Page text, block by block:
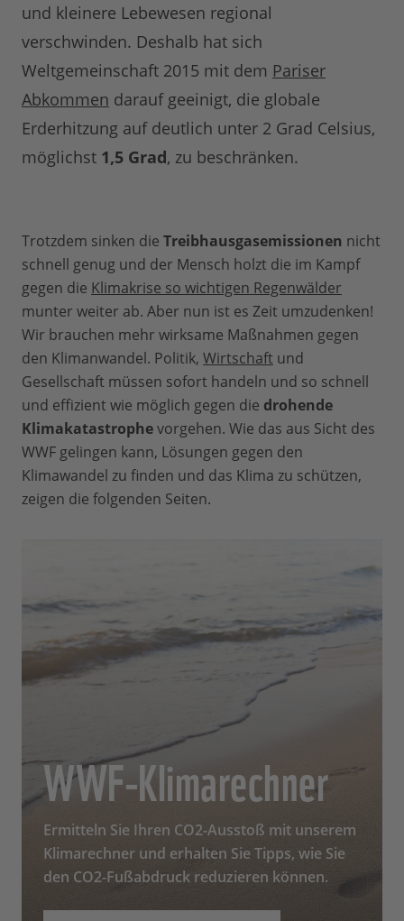
und kleinere Lebewesen regional
verschwinden. Deshalb hat sich
Weltgemeinschaft 2015 mit dem Pariser
Abkommen darauf geeinigt, die globale
Erderhitzung auf deutlich unter 2 Grad Celsius,
möglichst 1,5 Grad, zu beschränken.
Trotzdem sinken die Treibhausgasemissionen nicht
schnell genug und der Mensch holzt die im Kampf
gegen die Klimakrise so wichtigen Regenwälder
munter weiter ab. Aber nun ist es Zeit umzudenken!
Wir brauchen mehr wirksame Maßnahmen gegen
den Klimanwandel. Politik, Wirtschaft und
Gesellschaft müssen sofort handeln und so schnell
und effizient wie möglich gegen die drohende
Klimakatastrophevorgehen. Wie das aus Sicht des
WWF gelingen kann, Lösungen gegen den
Klimawandel zu finden und das Klima zu schützen,
zeigen die folgenden Seiten.
WWF-Klimarechner
Ermitteln Sie Ihren CO2-Ausstoß mit unserem
Klimarechner und erhalten Sie Tipps, wie Sie
den CO2-Fußabdruck reduzieren können.